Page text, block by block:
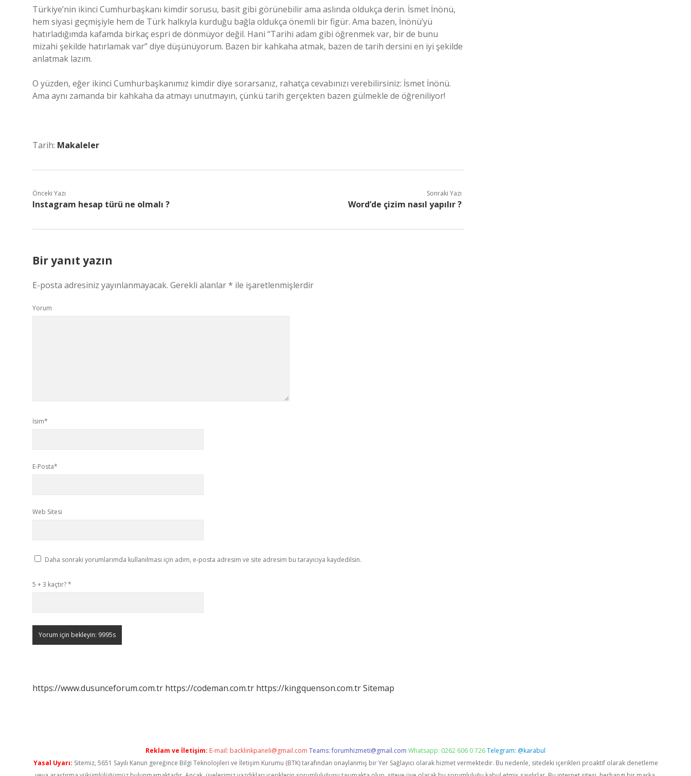
Türkiye’nin ikinci Cumhurbaşkanı kimdir sorusu, basit gibi görünebilir ama aslında oldukça derin. İsmet İnönü,
hem siyasi geçmişiyle hem de Türk halkıyla kurduğu bağla oldukça önemli bir figür. Ama bazen, İnönü’yü
hatırladığımda kafamda birkaç espri de dönmüyor değil. Hani “Tarihi adam gibi öğrenmek var, bir de bunu
mizahi şekilde hatırlamak var” diye düşünüyorum. Bazen bir kahkaha atmak, bazen de tarih dersini en iyi şekilde
anlatmak lazım.
O yüzden, eğer ikinci Cumhurbaşkanımız kimdir diye sorarsanız, rahatça cevabınızı verebilirsiniz: İsmet İnönü.
Ama aynı zamanda bir kahkaha da atmayı unutmayın, çünkü tarih gerçekten bazen gülmekle de öğreniliyor!
Tarih: Makaleler
Önceki Yazı
Instagram hesap türü ne olmalı ?
Sonraki Yazı
Word’de çizim nasıl yapılır ?
Bir yanıt yazın
E-posta adresiniz yayınlanmayacak. Gerekli alanlar* ile işaretlenmişlerdir
Yorum
İsim*
E-Posta*
Web Sitesi
Daha sonraki yorumlarımda kullanılması için adım, e-posta adresim ve site adresim bu tarayıcıya kaydedilsin.
5 + 3 kaçtır?*
https://www.dusunceforum.com.tr https://codeman.com.tr https://kingquenson.com.trSitemap
Reklam ve İletişim: E-mail: backlinkpaneli@gmail.com Teams:forumhizmeti@gmail.com Whatsapp: 0262 606 0 726Telegram: @karabul
Yasal Uyarı: Sitemiz, 5651 Sayılı Kanun gereğince Bilgi Teknolojileri ve İletişim Kurumu (BTK) tarafından onaylanmış bir Yer Sağlayıcı olarak hizmet vermektedir. Bu nedenle, sitedeki içerikleri proaktif olarak denetleme